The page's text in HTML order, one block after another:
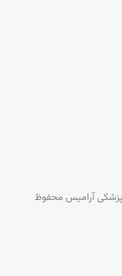
پزشکی آرامیس محفوظ